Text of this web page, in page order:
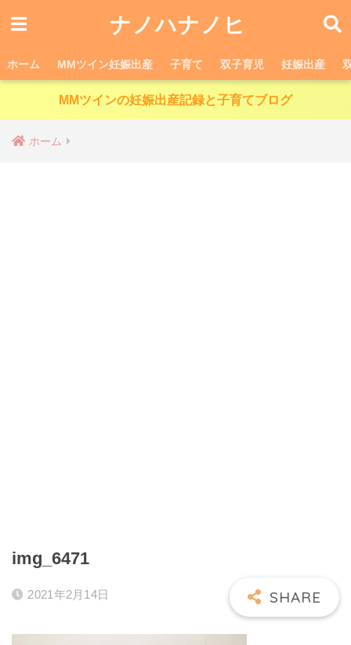
ナノハナノヒ
ホーム MMツイン妊娠出産 子育て 双子育児 妊娠出産
MMツインの妊娠出産記録と子育てブログ
ホーム
img_6471
2021年2月14日